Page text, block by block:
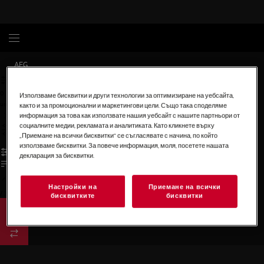
AEG
undefined
Използваме бисквитки и други технологии за оптимизиране на уебсайта,
както и за промоционални и маркетингови цели. Също така споделяме
информация за това как използвате нашия уебсайт с нашите партньори от
социалните медии, рекламата и аналитиката. Като кликнете върху
„Приемане на всички бисквитки“ се съгласявате с начина, по който
използваме бисквитки. За повече информация, моля, посетете нашата
декларация за бисквитки.
Настройки на
бисквитките
Приемане на всички
бисквитки